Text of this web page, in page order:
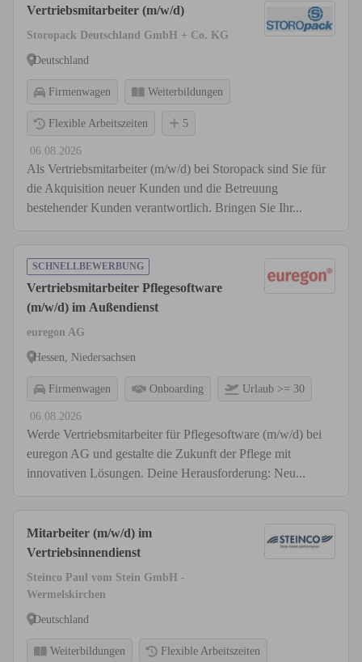
Vertriebsmitarbeiter (m/w/d)
Storopack Deutschland GmbH + Co. KG
Deutschland
Firmenwagen Weiterbildungen
Flexible Arbeitszeiten 5
06.08.2026
Als Vertriebsmitarbeiter (m/w/d) bei Storopack sind Sie für
die Akquisition neuer Kunden und die Betreuung
bestehender Kunden verantwortlich. Bringen Sie Ihr...
SCHNELLBEWERBUNG
Vertriebsmitarbeiter Pflegesoftware
(m/w/d) im Außendienst
euregon AG
Hessen, Niedersachsen
Firmenwagen Onboarding Urlaub >= 30
06.08.2026
Werde Vertriebsmitarbeiter für Pflegesoftware (m/w/d) bei
euregon AG und gestalte die Zukunft der Pflege mit
innovativen Lösungen. Deine Herausforderung: Neu...
Mitarbeiter (m/w/d) im
Vertriebsinnendienst
Steinco Paul vom Stein GmbH -
Wermelskirchen
Deutschland
Weiterbildungen Flexible Arbeitszeiten